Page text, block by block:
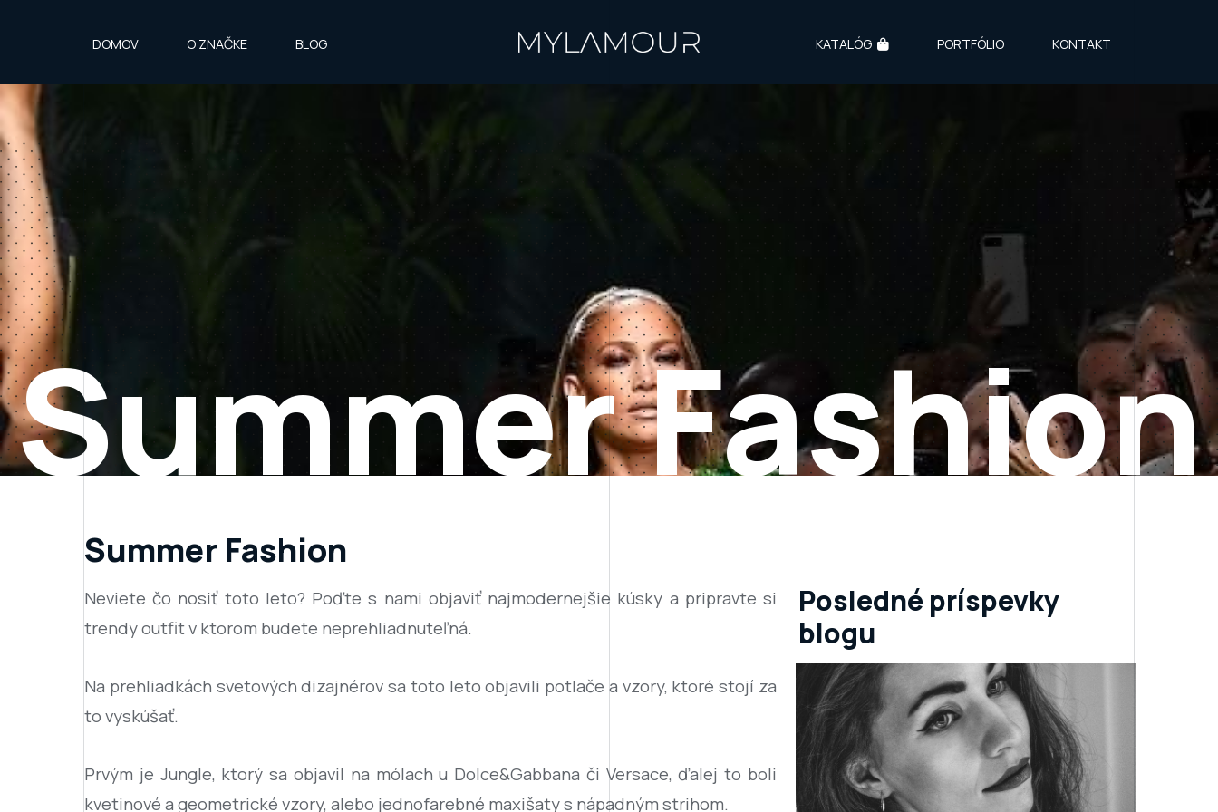
DOMOV O ZNAČKE BLOG KATALÓG PORTFÓLIO KONTAKT
Summer Fashion
Summer Fashion
Neviete čo nosiť toto leto? Poďte s nami objaviť najmodernejšie kúsky a pripravte si
trendy outfit v ktorom budete neprehliadnuteľná.
Na prehliadkách svetových dizajnérov sa toto leto objavili potlače a vzory, ktoré stojí za
to vyskúšať.
Prvým je Jungle, ktorý sa objavil na mólach u Dolce&Gabbana či Versace, ďalej to boli
kvetinové a geometrické vzory, alebo jednofarebné maxišaty s nápadným strihom.
Posledné príspevky
blogu